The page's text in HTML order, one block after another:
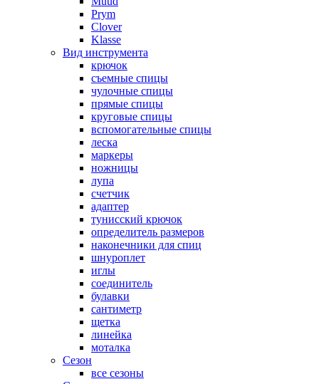
Prym
Clover
Klasse
Вид инструмента
крючок
съемные спицы
чулочные спицы
прямые спицы
круговые спицы
вспомогательные спицы
леска
маркеры
ножницы
лупа
счетчик
адаптер
тунисский крючок
определитель размеров
наконечники для спиц
шнуроплет
иглы
соединитель
булавки
сантиметр
щетка
линейка
моталка
Сезон
все сезоны